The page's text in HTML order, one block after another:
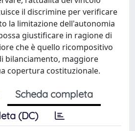
il discrimine per verificare
la limitazione dell'autonomia
giustificare in ragione di
che è quello ricompositivo
bilanciamento, maggiore
copertura costituzionale.
Scheda completa
(DC)